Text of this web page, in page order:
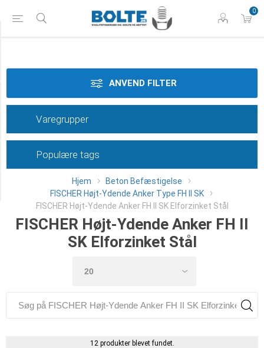
0
Hjem
Beton Befæstigelse
FISCHER Højt-Ydende Anker Type FH II SK
FISCHER Højt-Ydende Anker FH II SK Elforzinket Stål
FISCHER Højt-Ydende Anker FH II
SK Elforzinket Stål
12 produkter blevet fundet.
ANVEND FILTER
Længde
Type
Varegrupper
Populære tags